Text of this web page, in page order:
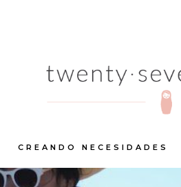
CREANDO NECESIDADES